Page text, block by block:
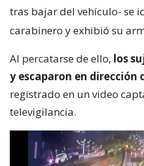
tras bajar del vehículo- se
carabinero y exhibió su
Al percatarse de ello, los
y escaparon en dirección
registrado en un video
televigilancia.